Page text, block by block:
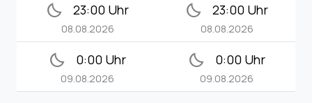
bedtime 23:00 Uhr
08.08.2026
bedtime 23:00 Uhr
08.08.2026
bedtime 0:00 Uhr
09.08.2026
bedtime 0:00 Uhr
09.08.2026